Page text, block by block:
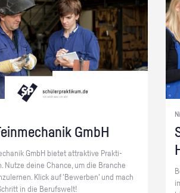
GmbH
GmbH bie­tet at­trak­ti­ve Prak­ti­
Nutze deine Chan­ce, um die Bran­che
Klick auf 'Be­wer­ben' und mach
in die Be­rufs­welt!